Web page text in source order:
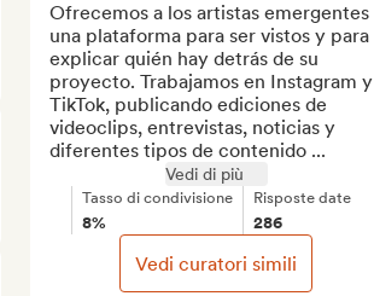
Ofrecemos a los artistas emergentes
una plataforma para ser vistos y para
explicar quién hay detrás de su
proyecto. Trabajamos en Instagram y
TikTok, publicando ediciones de
videoclips, entrevistas, noticias y
diferentes tipos de contenido ...
Vedi di più
Tasso di condivisione
8%
Risposte date
286
Vedi curatori simili